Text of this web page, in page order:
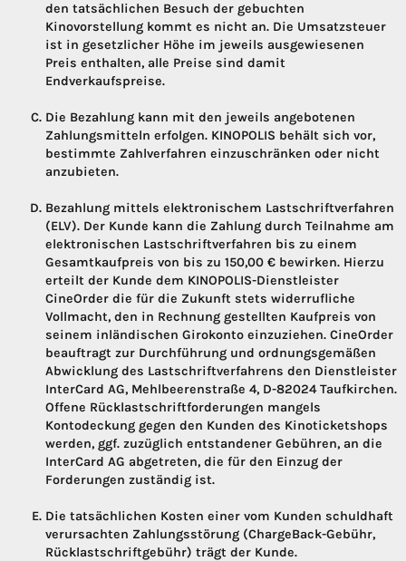
den tatsächlichen Besuch der gebuchten
Kinovorstellung kommt es nicht an. Die Umsatzsteuer
ist in gesetzlicher Höhe im jeweils ausgewiesenen
Preis enthalten, alle Preise sind damit
Endverkaufspreise.
Die Bezahlung kann mit den jeweils angebotenen
Zahlungsmitteln erfolgen. KINOPOLIS behält sich vor,
bestimmte Zahlverfahren einzuschränken oder nicht
anzubieten.
Bezahlung mittels elektronischem Lastschriftverfahren
(ELV). Der Kunde kann die Zahlung durch Teilnahme am
elektronischen Lastschriftverfahren bis zu einem
Gesamtkaufpreis von bis zu 150,00 € bewirken. Hierzu
erteilt der Kunde dem KINOPOLIS-Dienstleister
CineOrder die für die Zukunft stets widerrufliche
Vollmacht, den in Rechnung gestellten Kaufpreis von
seinem inländischen Girokonto einzuziehen. CineOrder
beauftragt zur Durchführung und ordnungsgemäßen
Abwicklung des Lastschriftverfahrens den Dienstleister
InterCard AG, Mehlbeerenstraße 4, D-82024 Taufkirchen.
Offene Rücklastschriftforderungen mangels
Kontodeckung gegen den Kunden des Kinoticketshops
werden, ggf. zuzüglich entstandener Gebühren, an die
InterCard AG abgetreten, die für den Einzug der
Forderungen zuständig ist.
Die tatsächlichen Kosten einer vom Kunden schuldhaft
verursachten Zahlungsstörung (ChargeBack-Gebühr,
Rücklastschriftgebühr) trägt der Kunde.